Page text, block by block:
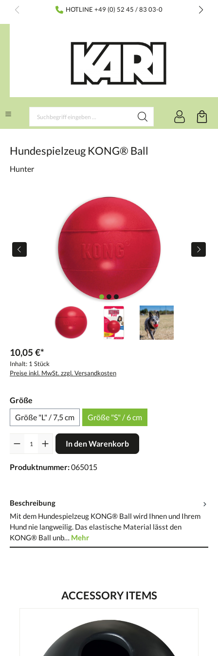
springen HOTLINE +49 (0) 52 45 / 83 03-0
Hundespielzeug KONG® Ball
Hunter
10,05 €*
Inhalt: 1 Stück
Preise inkl. MwSt. zzgl. Versandkosten
Größe
Größe "L" / 7,5 cm
Größe "S" / 6 cm
In den Warenkorb
Produktnummer:065015
Beschreibung
Mit dem Hundespielzeug KONG® Ball wird Ihnen und Ihrem
Hund nie langweilig. Das elastische Material lässt den
KONG® Ball unb… Mehr
ACCESSORY ITEMS